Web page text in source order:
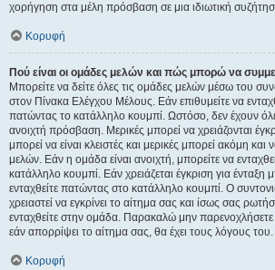
χορήγηση στα μέλη πρόσβαση σε μια ιδιωτική
Κορυφή
Πού είναι οι ομάδες μελών και πώς μπορώ να
Μπορείτε να δείτε όλες τις ομάδες μελών μέσω του
στον Πίνακα Ελέγχου Μέλους. Εάν επιθυμείτε να
πατώντας το κατάλληλο κουμπί. Ωστόσο, δεν έχουν
ανοιχτή πρόσβαση. Μερικές μπορεί να χρειάζονται
μπορεί να είναι κλειστές και μερικές μπορεί ακόμη και
μελών. Εάν η ομάδα είναι ανοιχτή, μπορείτε να
κατάλληλο κουμπί. Εάν χρειάζεται έγκριση για ένταξη
ενταχθείτε πατώντας στο κατάλληλο κουμπί. Ο
χρειαστεί να εγκρίνει το αίτημα σας και ίσως σας
ενταχθείτε στην ομάδα. Παρακαλώ μην
εάν απορρίψει το αίτημα σας, θα έχει τους λόγους του.
Κορυφή